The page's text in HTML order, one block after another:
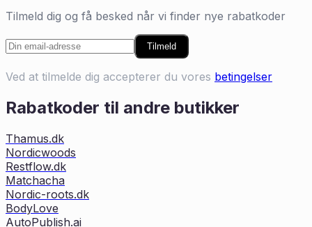
Tilmeld dig og få besked når vi finder nye rabatkoder
Tilmeld
Ved at tilmelde dig accepterer du vores betingelser
Rabatkoder til andre butikker
Thamus.dk
Nordicwoods
Restflow.dk
Matchacha
Nordic-roots.dk
BodyLove
AutoPublish.ai